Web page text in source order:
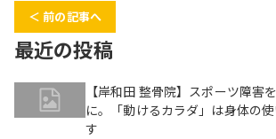
＜ 前の記事へ
最近の投稿
【岸和田 整骨院】スポーツ障害
に。「動けるカラダ」は身体の
す